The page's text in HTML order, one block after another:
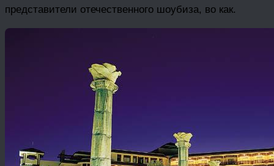
представители отечественного шоубиза, во как.